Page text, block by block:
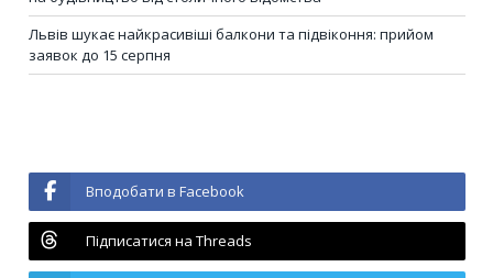
Львів шукає найкрасивіші балкони та підвіконня: прийом
заявок до 15 серпня
Вподобати в Facebook
Підписатися на Threads